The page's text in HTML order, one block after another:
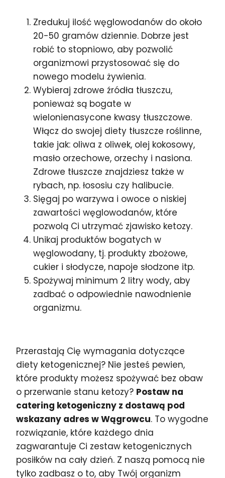
Zredukuj ilość węglowodanów do około
20-50 gramów dziennie. Dobrze jest
robić to stopniowo, aby pozwolić
organizmowi przystosować się do
nowego modelu żywienia.
Wybieraj zdrowe źródła tłuszczu,
ponieważ są bogate w
wielonienasycone kwasy tłuszczowe.
Włącz do swojej diety tłuszcze roślinne,
takie jak: oliwa z oliwek, olej kokosowy,
masło orzechowe, orzechy i nasiona.
Zdrowe tłuszcze znajdziesz także w
rybach, np. łososiu czy halibucie.
Sięgaj po warzywa i owoce o niskiej
zawartości węglowodanów, które
pozwolą Ci utrzymać zjawisko ketozy.
Unikaj produktów bogatych w
węglowodany, tj. produkty zbożowe,
cukier i słodycze, napoje słodzone itp.
Spożywaj minimum 2 litry wody, aby
zadbać o odpowiednie nawodnienie
organizmu.
Przerastają Cię wymagania dotyczące
diety ketogenicznej? Nie jesteś pewien,
które produkty możesz spożywać bez obaw
o przerwanie stanu ketozy? Postaw na
catering ketogeniczny z dostawą pod
wskazany adres w Wągrowcu. To wygodne
rozwiązanie, które każdego dnia
zagwarantuje Ci zestaw ketogenicznych
posiłków na cały dzień. Z naszą pomocą nie
tylko zadbasz o to, aby Twój organizm